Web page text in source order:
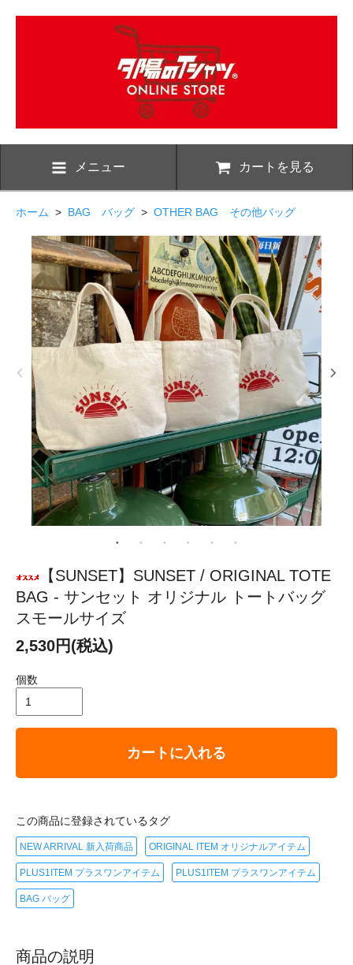
メニュー カートを見る
ホーム > BAG バッグ > OTHER BAG その他バッグ
【SUNSET】SUNSET / ORIGINAL TOTE
BAG - サンセット オリジナル トートバッグ
スモールサイズ
2,530円(税込)
個数
カートに入れる
この商品に登録されているタグ
NEW ARRIVAL 新入荷商品 ORIGINAL ITEM オリジナルアイテム
PLUS1ITEM プラスワンアイテム PLUS1ITEM プラスワンアイテム
BAG バッグ
商品の説明